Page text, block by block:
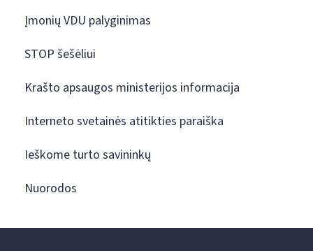
Įmonių VDU palyginimas
STOP šešėliui
Krašto apsaugos ministerijos informacija
Interneto svetainės atitikties paraiška
Ieškome turto savininkų
Nuorodos